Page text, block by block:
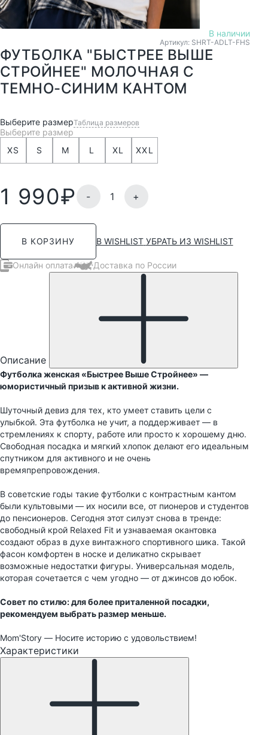
ФУТБОЛКА "БЫСТРЕЕ ВЫШЕ
СТРОЙНЕЕ" МОЛОЧНАЯ С
ТЕМНО-СИНИМ КАНТОМ
В наличии
Артикул: SHRT-ADLT-FHS
Выберите размерТаблица размеров
Выберите размер
XS
S M L XL XXL
1 990₽ - +
В КОРЗИНУ В WISHLIST УБРАТЬ ИЗ WISHLIST
Онлайн оплата Доставка по России
Описание
Футболка женская «Быстрее Выше Стройнее» —
юмористичный призыв к активной жизни.
Шуточный девиз для тех, кто умеет ставить цели с
улыбкой. Эта футболка не учит, а поддерживает — в
стремлениях к спорту, работе или просто к хорошему дню.
Свободная посадка и мягкий хлопок делают его идеальным
спутником для активного и не очень
времяпрепровождения.
В советские годы такие футболки с контрастным кантом
были культовыми — их носили все, от пионеров и студентов
до пенсионеров. Сегодня этот силуэт снова в тренде:
свободный крой Relaxed Fit и узнаваемая окантовка
создают образ в духе винтажного спортивного шика. Такой
фасон комфортен в носке и деликатно скрывает
возможные недостатки фигуры. Универсальная модель,
которая сочетается с чем угодно — от джинсов до юбок.
Совет по стилю: для более приталенной посадки,
рекомендуем выбрать размер меньше.
Mom'Story — Носите историю с удовольствием!
Характеристики